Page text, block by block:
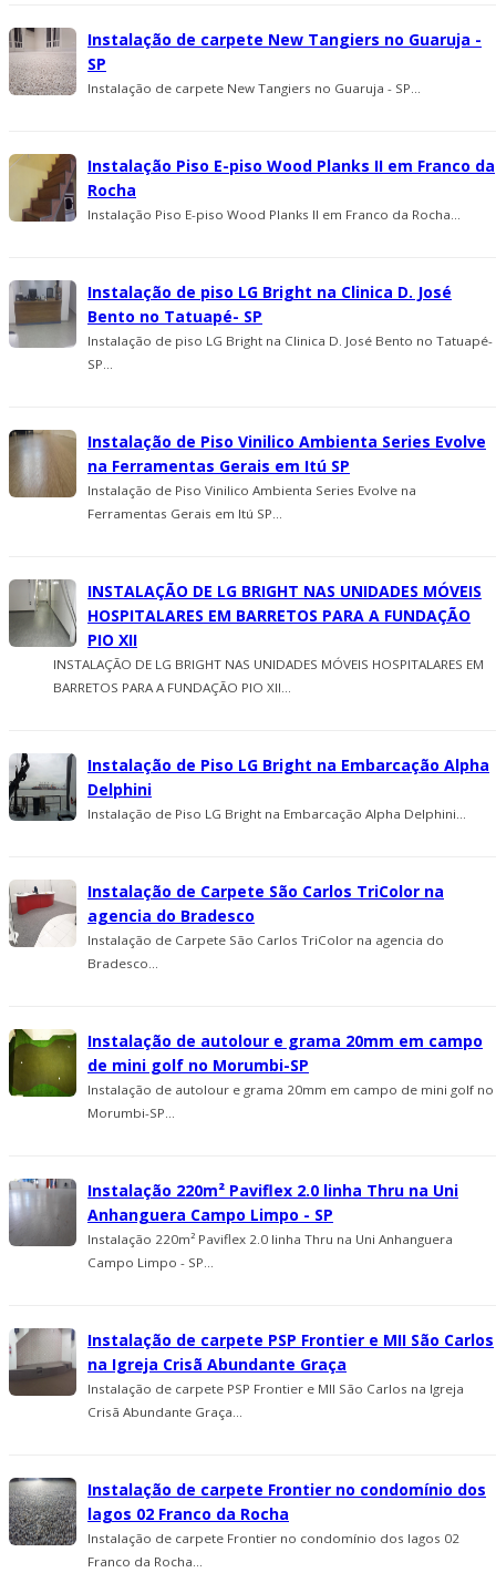
Instalação de carpete New Tangiers no Guaruja -
SP
Instalação de carpete New Tangiers no Guaruja - SP...
Instalação Piso E-piso Wood Planks II em Franco da
Rocha
Instalação Piso E-piso Wood Planks II em Franco da Rocha...
Instalação de piso LG Bright na Clinica D. José
Bento no Tatuapé- SP
Instalação de piso LG Bright na Clinica D. José Bento no Tatuapé-
SP...
Instalação de Piso Vinilico Ambienta Series Evolve
na Ferramentas Gerais em Itú SP
Instalação de Piso Vinilico Ambienta Series Evolve na
Ferramentas Gerais em Itú SP...
INSTALAÇÃO DE LG BRIGHT NAS UNIDADES MÓVEIS
HOSPITALARES EM BARRETOS PARA A FUNDAÇÃO
PIO XII
INSTALAÇÃO DE LG BRIGHT NAS UNIDADES MÓVEIS HOSPITALARES EM
BARRETOS PARA A FUNDAÇÃO PIO XII...
Instalação de Piso LG Bright na Embarcação Alpha
Delphini
Instalação de Piso LG Bright na Embarcação Alpha Delphini...
Instalação de Carpete São Carlos TriColor na
agencia do Bradesco
Instalação de Carpete São Carlos TriColor na agencia do
Bradesco...
Instalação de autolour e grama 20mm em campo
de mini golf no Morumbi-SP
Instalação de autolour e grama 20mm em campo de mini golf no
Morumbi-SP...
Instalação 220m² Paviflex 2.0 linha Thru na Uni
Anhanguera Campo Limpo - SP
Instalação 220m² Paviflex 2.0 linha Thru na Uni Anhanguera
Campo Limpo - SP...
Instalação de carpete PSP Frontier e MII São Carlos
na Igreja Crisã Abundante Graça
Instalação de carpete PSP Frontier e MII São Carlos na Igreja
Crisã Abundante Graça...
Instalação de carpete Frontier no condomí­nio dos
lagos 02 Franco da Rocha
Instalação de carpete Frontier no condomí­nio dos lagos 02
Franco da Rocha...